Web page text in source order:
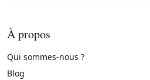
À propos
Qui sommes-nous ?
Blog